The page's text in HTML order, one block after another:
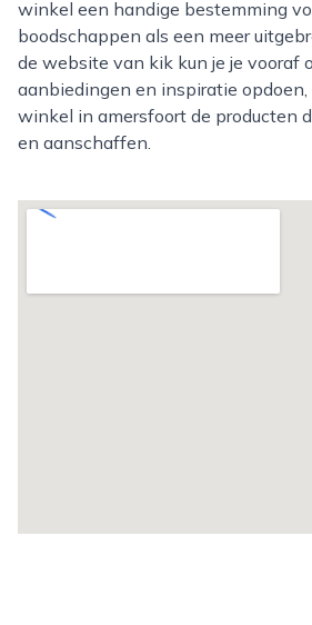
winkel een handige bestemming
boodschappen als een meer
de website van kik kun je je vooraf
aanbiedingen en inspiratie opdoen,
winkel in amersfoort de producten
en aanschaffen.